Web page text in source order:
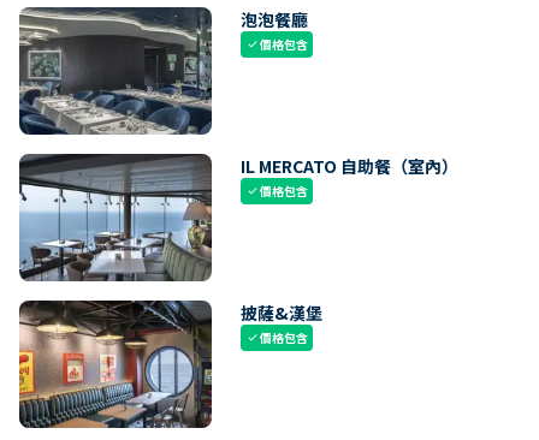
泡泡餐廳
check價格包含
IL MERCATO 自助餐（室內）
check價格包含
披薩&漢堡
check價格包含